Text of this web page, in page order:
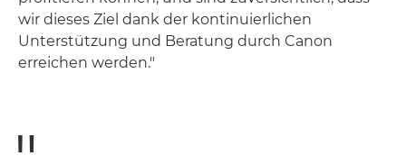
wir dieses Ziel dank der kontinuierlichen
Unterstützung und Beratung durch Canon
erreichen werden."